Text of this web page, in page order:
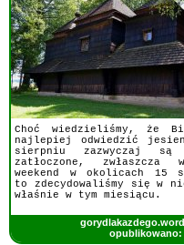
Choć wiedzieliśmy, że
najlepiej odwiedzić
sierpniu zazwyczaj są
zatłoczone, zwłaszcza
weekend w okolicach 15
to zdecydowaliśmy się w
właśnie w tym miesiącu.
opublikowano: